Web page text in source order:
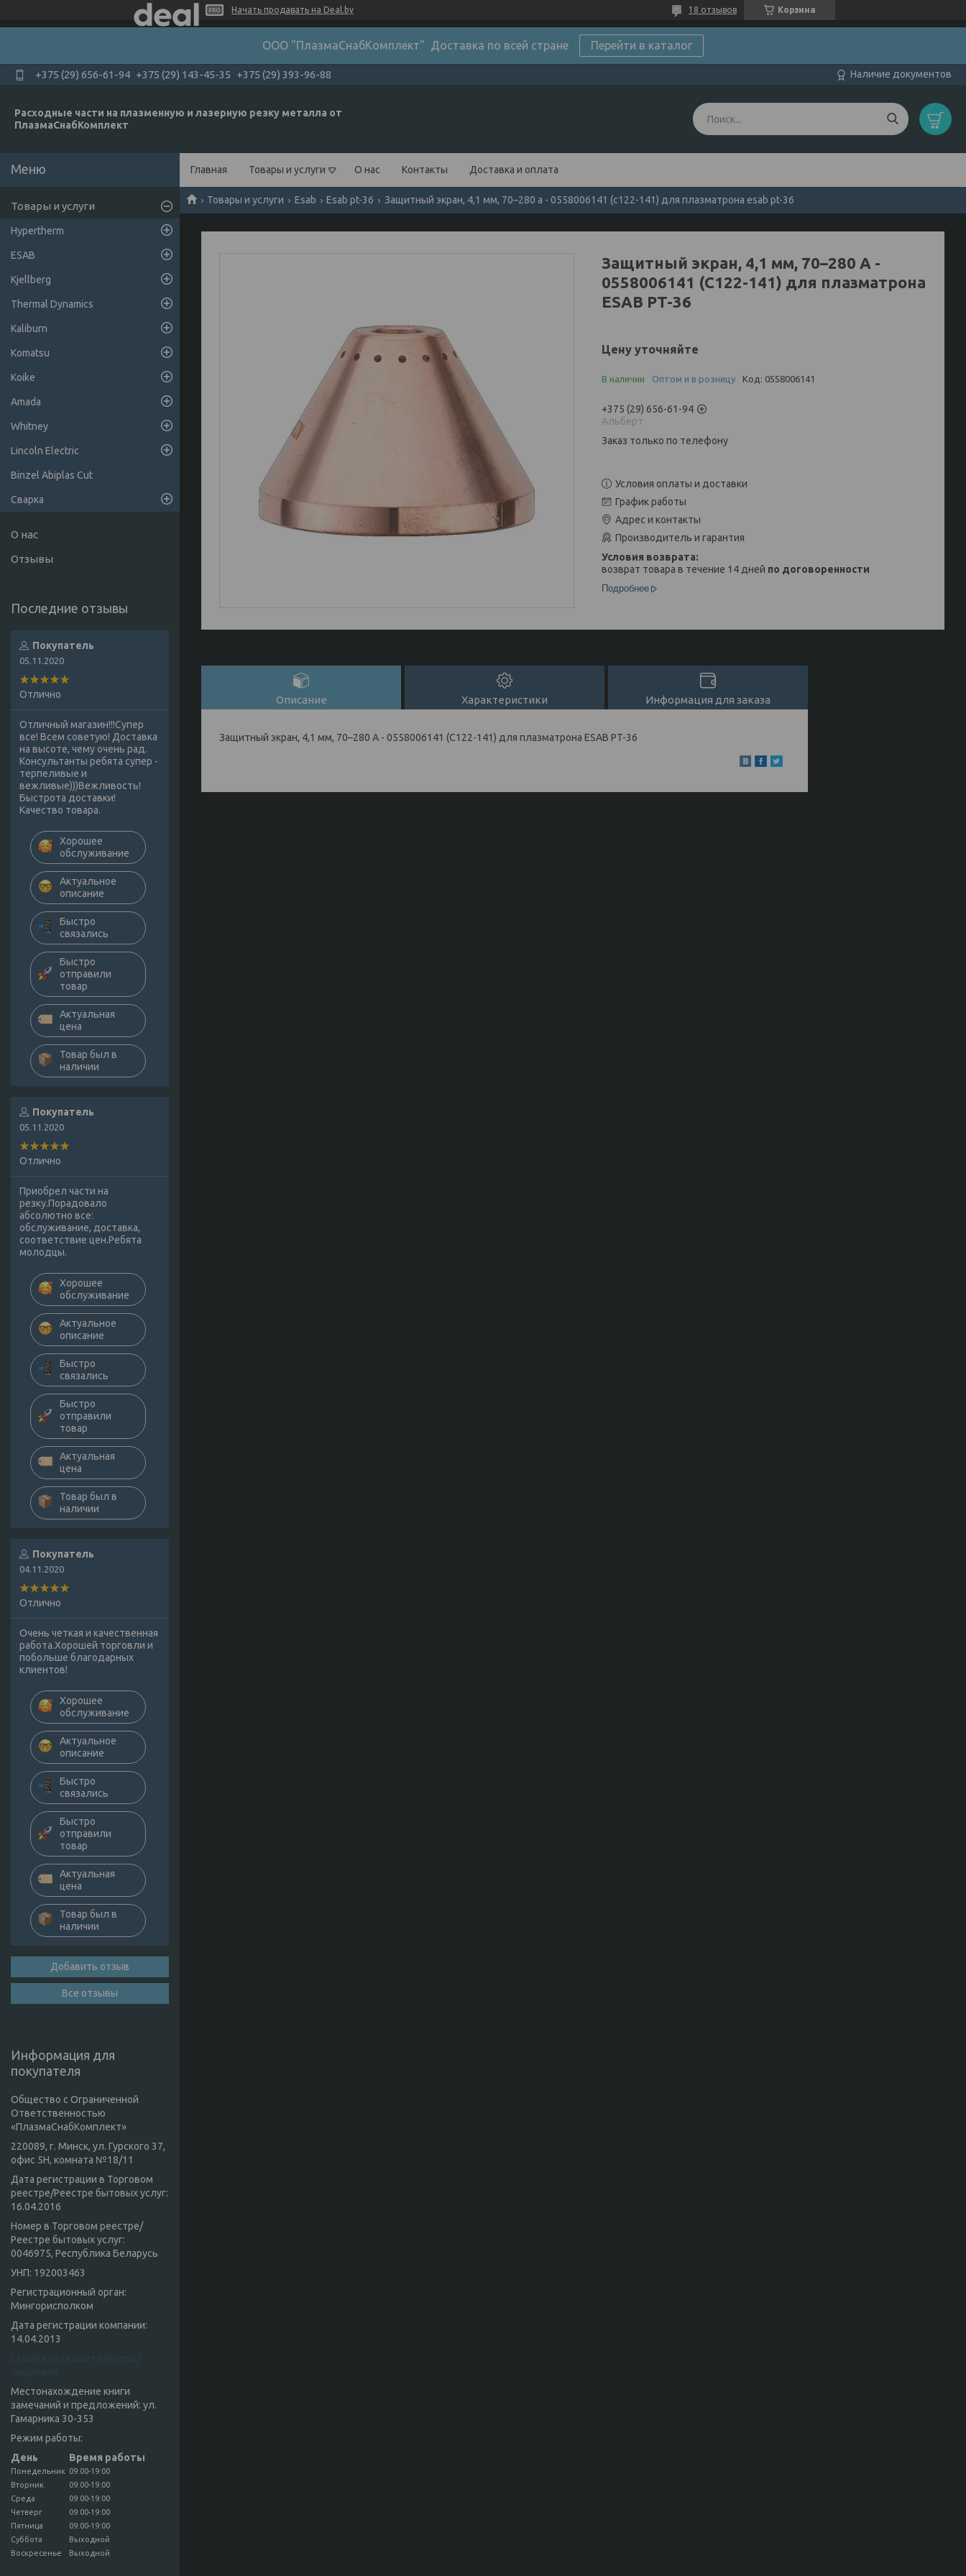
Начать продавать на Deal.by Корзина
18 отзывов
ООО "ПлазмаСнабКомплект" Доставка по всей стране Перейти в каталог
+375 (29) 656-61-94 +375 (29) 143-45-35 +375 (29) 393-96-88 Наличие документов
Расходные части на плазменную и лазерную резку металла от
ПлазмаСнабКомплект
Главная Товары и услуги О нас Контакты Доставка и оплата
Товары и услуги Esab Esab pt-36 Защитный экран, 4,1 мм, 70–280 а - 0558006141 (c122-141) для плазматрона esab pt-36
Защитный экран, 4,1 мм, 70–280 А -
0558006141 (C122-141) для плазматрона
ESAB PT-36
Цену уточняйте
В наличии Оптом и в розницу Код: 0558006141
+375 (29) 656-61-94
Альберт
Заказ только по телефону
Условия оплаты и доставки
График работы
Адрес и контакты
Производитель и гарантия
возврат товара в течение 14 дней по договоренности
Подробнее
Описание Характеристики Информация для заказа
Защитный экран, 4,1 мм, 70–280 А - 0558006141 (C122-141) для плазматрона ESAB PT-36
Товары и услуги
Hypertherm
ESAB
Kjellberg
Thermal Dynamics
Kaliburn
Komatsu
Koike
Amada
Whitney
Lincoln Electric
Binzel Abiplas Cut
Сварка
О нас
Отзывы
Покупатель
05.11.2020
Отлично
Отличный магазин!!!Супер
все! Всем советую! Доставка
на высоте, чему очень рад.
Консультанты ребята супер -
терпеливые и
вежливые)))Вежливость!
Быстрота доставки!
Качество товара.
Хорошее
обслуживание
Актуальное
описание
Быстро
связались
Быстро
отправили
товар
Актуальная
цена
Товар был в
наличии
Покупатель
05.11.2020
Отлично
Приобрел части на
резку.Порадовало
абсолютно все:
обслуживание, доставка,
соответствие цен.Ребята
молодцы.
Хорошее
обслуживание
Актуальное
описание
Быстро
связались
Быстро
отправили
товар
Актуальная
цена
Товар был в
наличии
Покупатель
04.11.2020
Отлично
Очень четкая и качественная
работа.Хорошей торговли и
побольше благодарных
клиентов!
Хорошее
обслуживание
Актуальное
описание
Быстро
связались
Быстро
отправили
товар
Актуальная
цена
Товар был в
наличии
Добавить отзыв
Все отзывы
Информация для
покупателя
Общество с Ограниченной
Ответственностью
«ПлазмаСнабКомплект»
220089, г. Минск, ул. Гурского 37,
офис 5Н, комната №18/11
Дата регистрации в Торговом
реестре/Реестре бытовых услуг:
16.04.2016
Номер в Торговом реестре/
Реестре бытовых услуг:
0046975, Республика Беларусь
УНП: 192003463
Регистрационный орган:
Мингорисполком
Дата регистрации компании:
14.04.2013
Ссылка на свидетельство/
Местонахождение книги
замечаний и предложений: ул.
Гамарника 30-353
Режим работы:
День
Время работы
Понедельник 09:00-19:00
Вторник
09:00-19:00
Среда
09:00-19:00
Четверг
09:00-19:00
Пятница
09:00-19:00
Суббота
Выходной
Воскресенье
Выходной